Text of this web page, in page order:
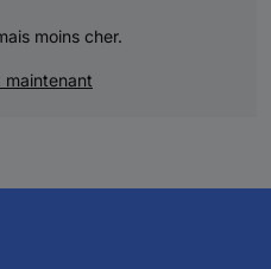
moins cher.
maintenant